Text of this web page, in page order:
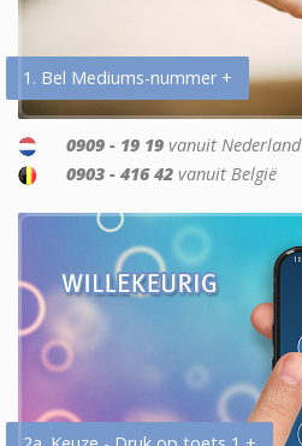
1. Bel Mediums-nummer +
0909 - 19 19 vanuit Nederland
0903 - 416 42 vanuit België